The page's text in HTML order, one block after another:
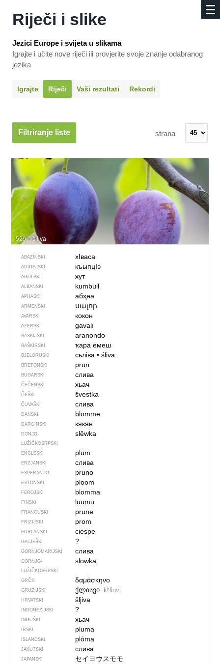
Riječi i slike
Jezici Europe i svijeta u slikama
Igrajte i učite nove riječi ili provjerite svoje znanje odabranog
jezika
Igrajte Riječi Vaši rezultati Rekordi
Filtriranje liste strana
529 – šljiva
ABAZINSKI хIваса
ADIGEJSKI къыпцIэ
AGULSKI хут
ALBANSKI kumbull
APHASKI абҳәа
ARMENSKI սալոր
AVARSKI кокон
AZERSKI gavalı
BASKIJSKI aranondo
BAŠKIRSKI ҡара емеш
BJELORUSKI сьліва• śliva
BRETONSKI prun
BUGARSKI слива
ČEČENSKI хьач
ČEŠKI švestka
ČUVAŠKI слива
DANSKI blomme
DARGINSKI кякян
DONJO­
LUŽIČKOSRPSKI
slěwka
ENGLESKI plum
ERZJANSKI слива
ESPERANTO pruno
ESTONSKI ploom
FEROJSKI blomma
FINSKI luumu
FRANCUSKI prune
FRIZIJSKI prom
FURLANSKI ciespe
GALJEŠKI ?
GORNJOMARIJSKI слива
GORNJO­
LUŽIČKOSRPSKI
slowka
GRČKI δαμάσκηνο
GRUZIJSKI ქლიავი kʰliɑvi
HRVATSKI šljiva
INDONEZIJSKI ?
INGUŠKI хьач
IRSKI pluma
ISLANDSKI plóma
JAKUTSKI слива
JAPANSKI セイヨウスモモ